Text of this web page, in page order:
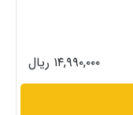
۱۴,۹۹۰,۰۰۰ ریال